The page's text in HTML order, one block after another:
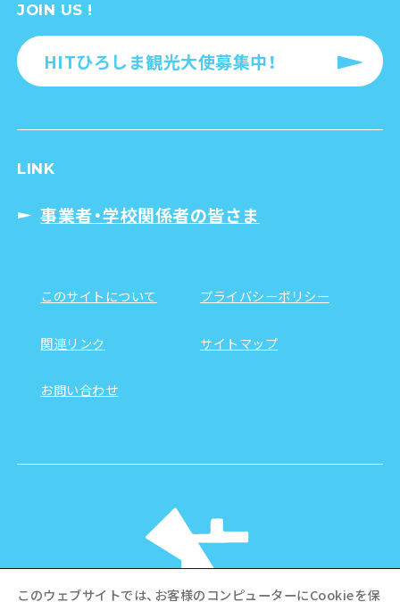
JOIN US !
HITひろしま観光大使募集中！
LINK
事業者・学校関係者の皆さま
このサイトについて プライバシーポリシー
関連リンク サイトマップ
お問い合わせ
このウェブサイトでは、お客様のコンピューターにCookieを保